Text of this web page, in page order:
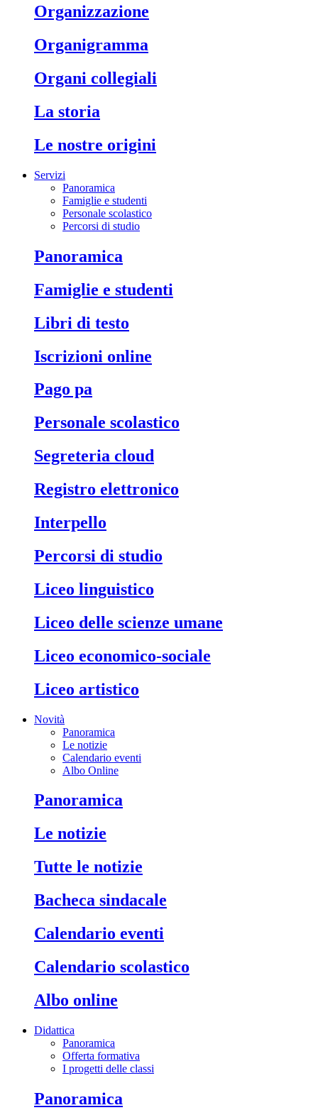
organizzazione
organigramma
organi collegiali
la storia
le nostre origini
Servizi
Panoramica
Famiglie e studenti
Personale scolastico
Percorsi di studio
panoramica
famiglie e studenti
libri di testo
iscrizioni online
pago pa
personale scolastico
segreteria cloud
registro elettronico
interpello
percorsi di studio
liceo linguistico
liceo delle scienze umane
liceo economico-sociale
liceo artistico
Novità
Panoramica
Le notizie
Calendario eventi
Albo Online
panoramica
le notizie
tutte le notizie
bacheca sindacale
calendario eventi
calendario scolastico
albo online
Didattica
Panoramica
Offerta formativa
I progetti delle classi
panoramica